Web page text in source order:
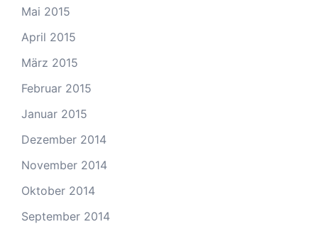
Mai 2015
April 2015
März 2015
Februar 2015
Januar 2015
Dezember 2014
November 2014
Oktober 2014
September 2014